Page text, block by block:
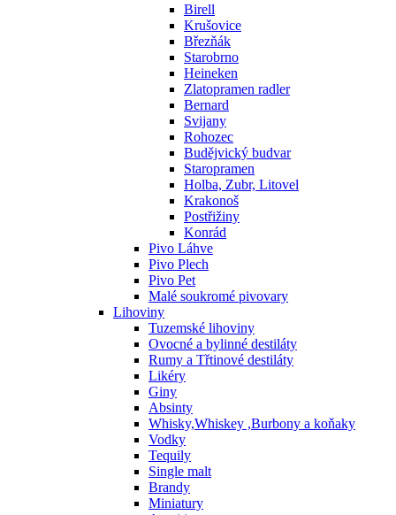
Birell
Krušovice
Březňák
Starobrno
Heineken
Zlatopramen radler
Bernard
Svijany
Rohozec
Budějvický budvar
Staropramen
Holba, Zubr, Litovel
Krakonoš
Postřižiny
Konrád
Pivo Láhve
Pivo Plech
Pivo Pet
Malé soukromé pivovary
Lihoviny
Tuzemské lihoviny
Ovocné a bylinné destiláty
Rumy a Třtinové destiláty
Likéry
Giny
Absinty
Whisky,Whiskey ,Burbony a koňaky
Vodky
Tequily
Single malt
Brandy
Miniatury